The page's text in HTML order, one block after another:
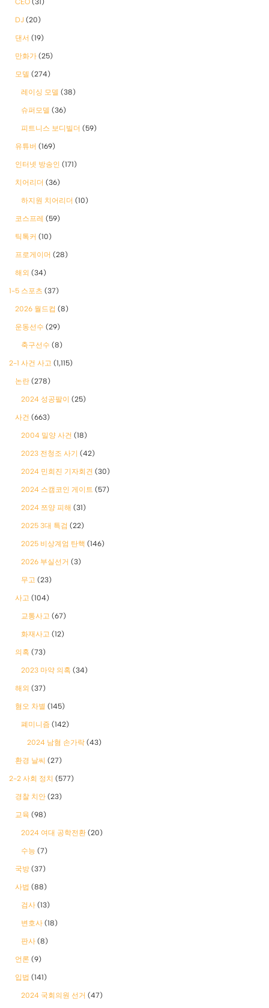
CEO (31)
DJ (20)
댄서 (19)
만화가 (25)
모델 (274)
레이싱 모델 (38)
슈퍼모델 (36)
피트니스 보디빌더 (59)
유튜버 (169)
인터넷 방송인 (171)
치어리더 (36)
하지원 치어리더 (10)
코스프레 (59)
틱톡커 (10)
프로게이머 (28)
해외 (34)
1-5 스포츠 (37)
2026 월드컵 (8)
운동선수 (29)
축구선수 (8)
2-1 사건 사고 (1,115)
논란 (278)
2024 성공팔이 (25)
사건 (663)
2004 밀양 사건 (18)
2023 전청조 사기 (42)
2024 민희진 기자회견 (30)
2024 스캠코인 게이트 (57)
2024 쯔양 피해 (31)
2025 3대 특검 (22)
2025 비상계엄 탄핵 (146)
2026 부실선거 (3)
무고 (23)
사고 (104)
교통사고 (67)
화재사고 (12)
의혹 (73)
2023 마약 의혹 (34)
해외 (37)
혐오 차별 (145)
폐미니즘 (142)
2024 남혐 손가락 (43)
환경 날씨 (27)
2-2 사회 정치 (577)
경찰 치안 (23)
교육 (98)
2024 여대 공학전환 (20)
수능 (7)
국방 (37)
사법 (88)
검사 (13)
변호사 (18)
판사 (8)
언론 (9)
입법 (141)
2024 국회의원 선거 (47)